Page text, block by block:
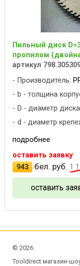
Пильный диск
пропилом
артикул
Производитель:
b - толщина
D - диаметр
d - диаметр
подробнее
оставить заявку
943
бел. руб. 1
оставить
© 2026
Tooldirect магазин-